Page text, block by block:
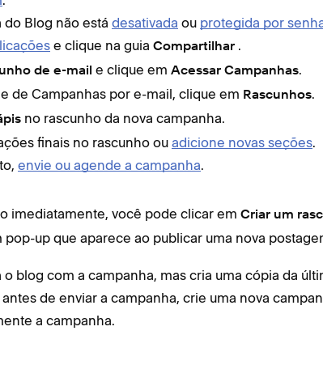
do Blog não está desativada ou protegida por
e clique na guia Compartilhar .
de e-mail e clique em Acessar Campanhas.
de Campanhas por e-mail, clique em Rascunhos.
no rascunho da nova campanha.
finais no rascunho ouadicione novas seções.
envie ou agende a campanha.
imediatamente, você pode clicar em Criar um
pop-up que aparece ao publicar uma nova
o blog com a campanha, mas cria uma cópia da
de enviar a campanha, crie uma nova
a campanha.